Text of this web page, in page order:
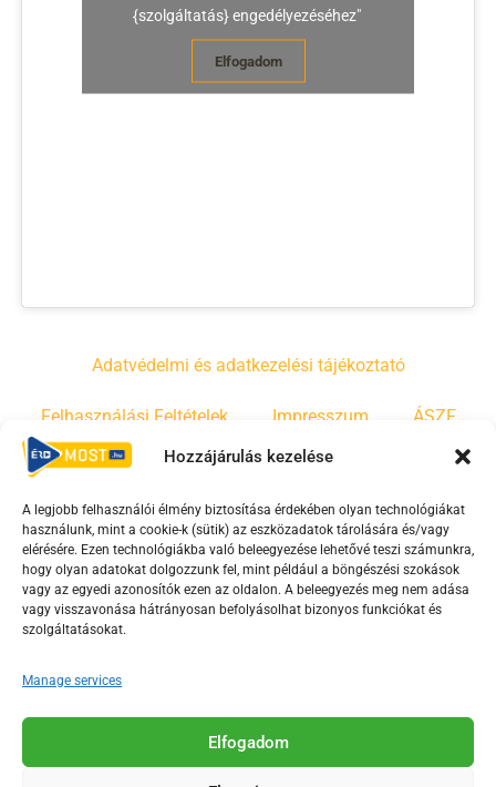
Hozzájárulás kezelése
A legjobb felhasználói élmény biztosítása érdekében olyan technológiákat
használunk, mint a cookie-k (sütik) az eszközadatok tárolására és/vagy
elérésére. Ezen technológiákba való beleegyezése lehetővé teszi számunkra,
hogy olyan adatokat dolgozzunk fel, mint például a böngészési szokások
vagy az egyedi azonosítók ezen az oldalon. A beleegyezés meg nem adása
vagy visszavonása hátrányosan befolyásolhat bizonyos funkciókat és
szolgáltatásokat.
Manage services
Elfogadom
{szolgáltatás} engedélyezéséhez"
Elfogadom
Adatvédelmi és adatkezelési tájékoztató
Felhasználási Feltételek Impresszum ÁSZF
Irányelvek Moderálási szabályzat
F
a
c
e
o
o
-
Y
o
u
t
b
e
s
T
i
k
Az Érd Média médiaszolgáltatási tevékenységét a
Médiatanács a Magyar Média Mecenatúra program